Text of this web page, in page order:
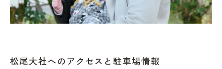
松尾大社へのアクセスと駐車場情報